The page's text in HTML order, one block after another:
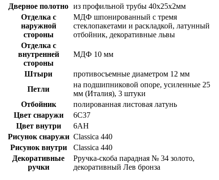
Дверное полотно из профильной трубы 40х25х2мм
Отделка с
наружной
стороны
МДФ шпонированный с тремя
стеклопакетами и раскладкой, латунный
отбойник, декоративные львы
Отделка с
внутренней
стороны
МДФ 10 мм
Штыри
противосъемные диаметром 12 мм
Петли
на подшипниковой опоре, усиленные 25
мм (Италия), 3 штуки
Отбойник
полированная листовая латунь
Цвет снаружи
6С37
Цвет внутри
6АН
Рисунок снаружи Classica 440
Рисунок внутри
Classica 440
Декоративные
ручки
Рручка-скоба парадная № 34 золото,
декоративный Лев бронза